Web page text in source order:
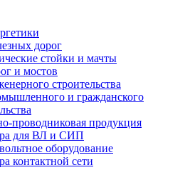
дорог
стойки и мачты
и мостов
строительства
и гражданского
проводниковая продукция
для ВЛ и СИП
оборудование
контактной сети